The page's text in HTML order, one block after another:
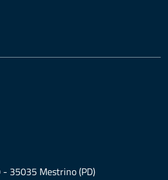
- 35035 Mestrino (PD)